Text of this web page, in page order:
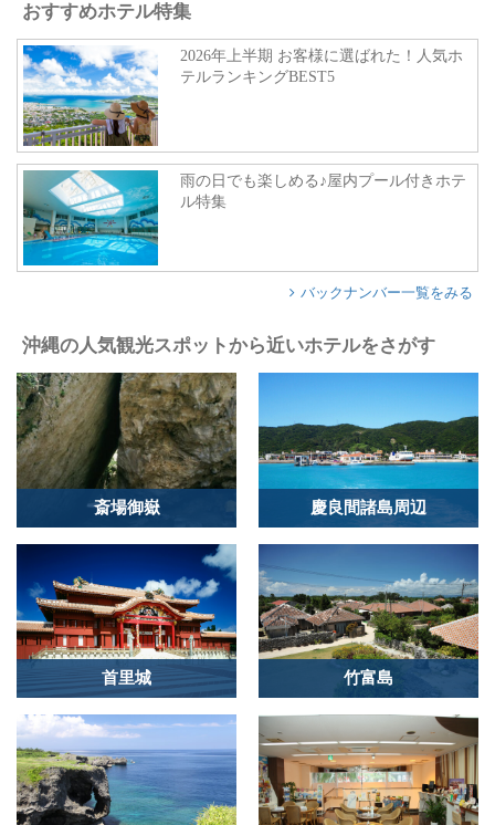
おすすめホテル特集
2026年上半期 お客様に選ばれた！人気ホ
テルランキングBEST5
雨の日でも楽しめる♪屋内プール付きホテ
ル特集
バックナンバー一覧をみる
沖縄の人気観光スポットから近いホテルをさがす
斎場御嶽 慶良間諸島周辺
首里城 竹富島